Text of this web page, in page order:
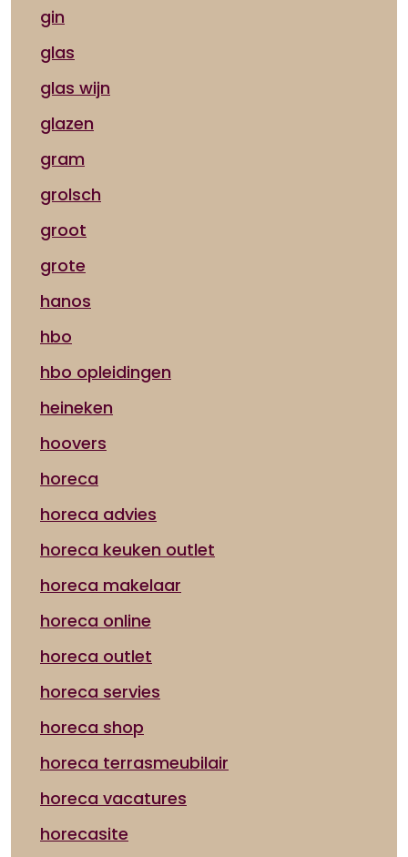
gin
glas
glas wijn
glazen
gram
grolsch
groot
grote
hanos
hbo
hbo opleidingen
heineken
hoovers
horeca
horeca advies
horeca keuken outlet
horeca makelaar
horeca online
horeca outlet
horeca servies
horeca shop
horeca terrasmeubilair
horeca vacatures
horecasite